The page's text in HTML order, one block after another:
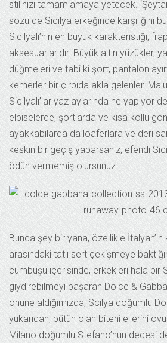
stilinizi tamamlamaya yetecek.
sözü de Sicilya erkeğinde karşılığını
Sicilyalı’nın en büyük karakteristiği,
aksesuarlarıdır. Büyük altın yüzükler,
düğmeleri ve tabi ki şort, pantalon
kemerler bir çırpıda akla gelenler.
Sicilyalı’lar yaz aylarında ne yapıyor
elbiselerde, şortlarda ve kısa kollu
ayakkabılarda da loaferlara ve deri
keskin bir geçiş yaparsanız, efendi
ödün vermemiş olursunuz.
Bunca şey bir yana, özellikle
arasındaki tatlı sert çekişmeye
cümbüşü içerisinde, erkekleri hala bir
giydirebilmeyi başaran Dolce &
önüne aldığımızda; Scilya doğumlu
yukarıdan, bütün olan biteni ellerini
Milano doğumlu Stefano’nun dedesi